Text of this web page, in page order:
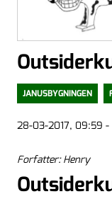
JANUSBYGNINGEN
28-03-2017, 09:59 -
Forfatter: Henry